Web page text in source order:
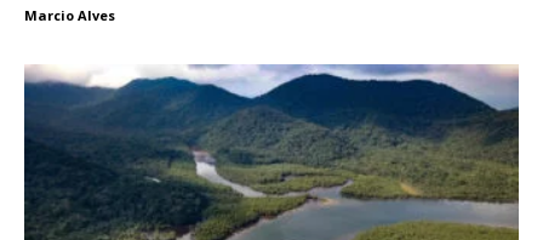
Marcio Alves